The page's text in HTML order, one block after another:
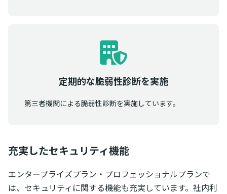
定期的な脆弱性診断を実施
第三者機関による脆弱性診断を実施しています。
充実したセキュリティ機能
エンタープライズプラン・プロフェッショナルプランで
は、セキュリティに関する機能も充実しています。社内利